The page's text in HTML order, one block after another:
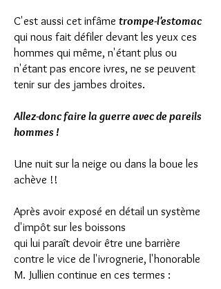
C'est aussi cet infâme trompe-l'estomac
qui nous fait défiler devant les yeux ces
hommes qui même, n'étant plus ou
n'étant pas encore ivres, ne se peuvent
tenir sur des jambes droites.
Allez-donc faire la guerre avec de pareils
hommes !
Une nuit sur la neige ou dans la boue les
achève !!
Après avoir exposé en détail un système
d'impôt sur les boissons
qui lui paraît devoir être une barrière
contre le vice de l'ivrognerie, l'honorable
M. Jullien continue en ces termes :